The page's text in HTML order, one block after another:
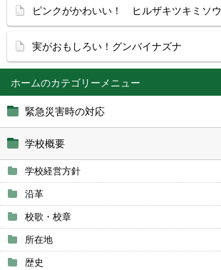
ホーム
緊急災害時の対応
学校概要
学校経営方針
沿革
校歌・校章
所在地
歴史
ピンクがかわいい！ ヒルザキツキミソウ
実がおもしろい！グンバイナズナ